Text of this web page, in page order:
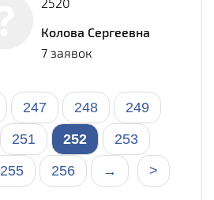
Колова Сергеевна
7 заявок
247 248
249
251 252
253
255 256 >
→